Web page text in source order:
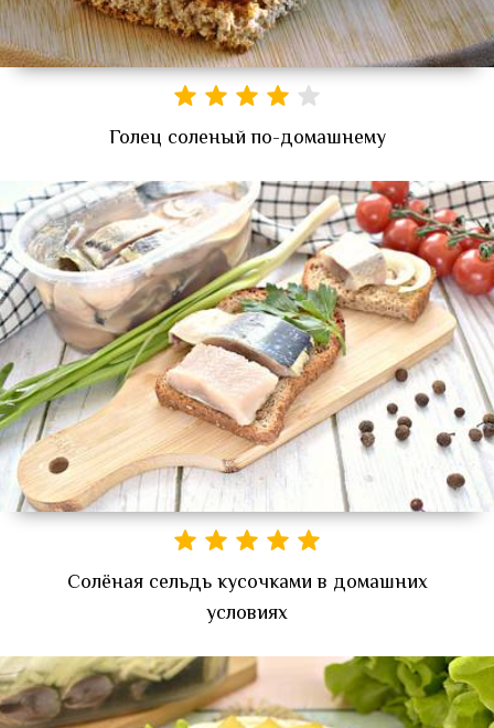
Голец соленый по-домашнему
Солёная сельдь кусочками в домашних
условиях